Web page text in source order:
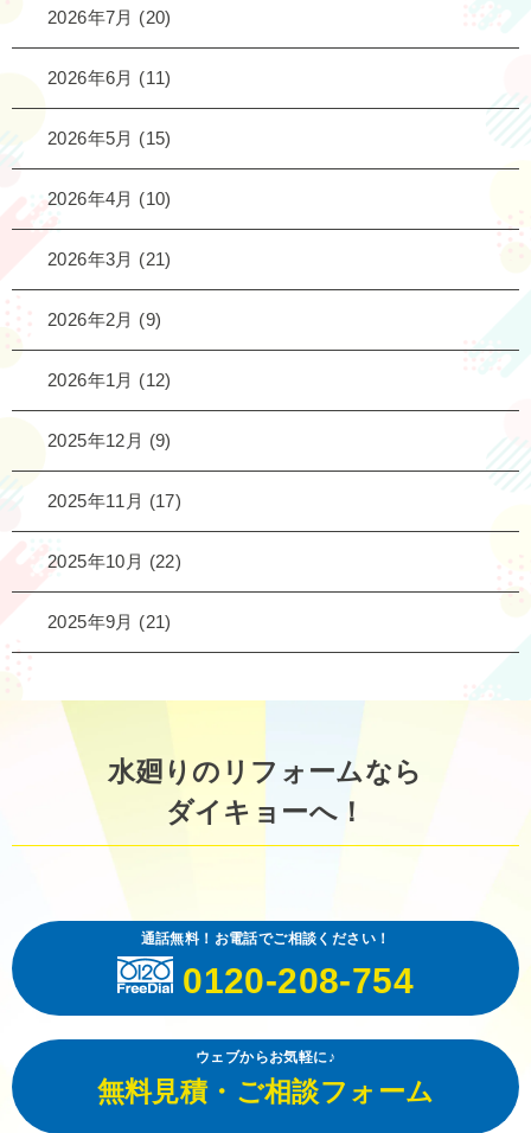
2026年7月 (20)
2026年6月 (11)
2026年5月 (15)
2026年4月 (10)
2026年3月 (21)
2026年2月 (9)
2026年1月 (12)
2025年12月 (9)
2025年11月 (17)
2025年10月 (22)
2025年9月 (21)
水廻りのリフォームなら
ダイキョーへ！
通話無料！お電話でご相談ください！
0120-208-754
ウェブからお気軽に♪
無料見積・ご相談フォーム